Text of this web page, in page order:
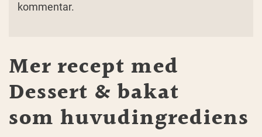
kommentar.
Mer recept med
Dessert & bakat
som huvudingrediens